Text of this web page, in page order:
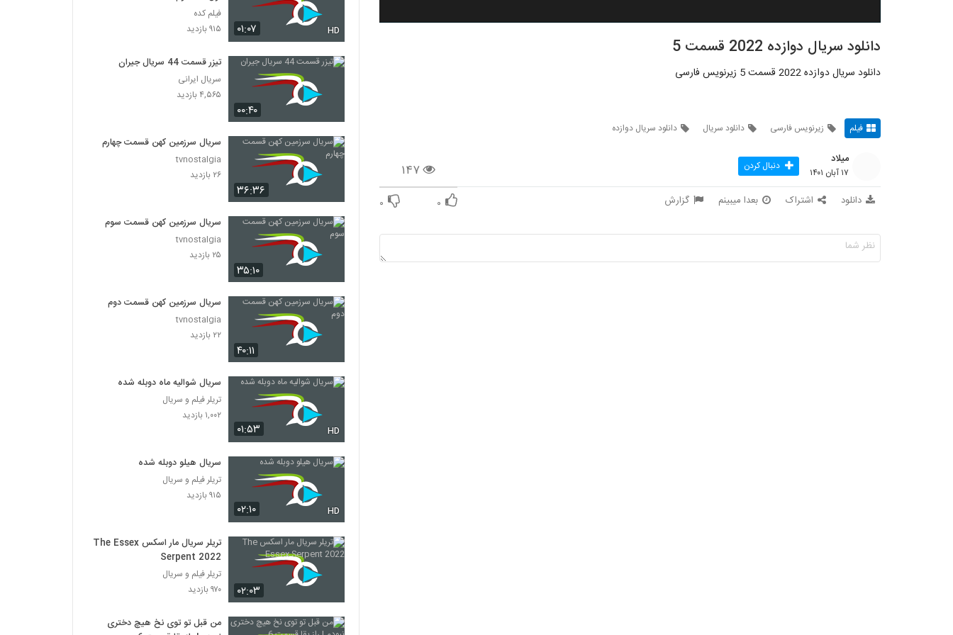
دانلود سریال دوازده 2022 قسمت 5
دانلود سریال دوازده 2022 قسمت 5 زیرنویس فارسی
فیلم زیرنویس فارسی دانلود سریال دانلود سریال دوازده
۱۴۷
میلاد
۱۷ آبان ۱۴۰۱ دنبال کردن
دانلود اشتراک بعدا میبینم گزارش ۰ ۰
۰۱:۰۷ HD
فیلم کده
۹۱۵ بازدید
۰۰:۴۰
تیزر قسمت 44 سریال جیران
سریال ایرانی
۴,۵۶۵ بازدید
۳۶:۳۶
سریال سرزمین کهن قسمت چهارم
tvnostalgia
۲۶ بازدید
۳۵:۱۰
سریال سرزمین کهن قسمت سوم
tvnostalgia
۲۵ بازدید
۴۰:۱۱
سریال سرزمین کهن قسمت دوم
tvnostalgia
۲۲ بازدید
۰۱:۵۳ HD
سریال شوالیه ماه دوبله شده
تریلر فیلم و سریال
۱,۰۰۲ بازدید
۰۲:۱۰ HD
سریال هیلو دوبله شده
تریلر فیلم و سریال
۹۱۵ بازدید
۰۲:۰۳
تریلر سریال مار اسکس The Essex
Serpent 2022
تریلر فیلم و سریال
۹۷۰ بازدید
من قبل تو توی نخ هیچ دختری